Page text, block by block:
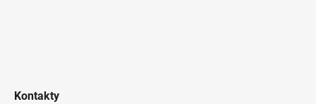
Kontakty